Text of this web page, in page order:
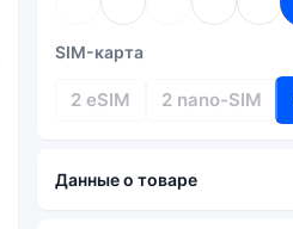
SIM-карта
2 eSIM 2 nano-SIM
Данные о товаре